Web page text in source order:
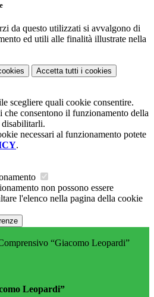
da questo utilizzati si avvalgono di
ed utili alle finalità illustrate nella
Accetta tutti i cookies
scegliere quali cookie consentire.
che consentono il funzionamento della
disabilitarli.
necessari al funzionamento potete
.
non possono essere
l'elenco nella pagina della cookie
“Giacomo Leopardi”
Leopardi”